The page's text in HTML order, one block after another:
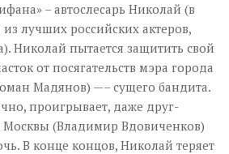
– автослесарь Николай (в
лучших российских актеров,
Николай пытается защитить свой
от посягательств мэра города
Мадянов) —– сущего бандита.
проигрывает, даже друг-
Москвы (Владимир Вдовиченков)
В конце концов, Николай теряет